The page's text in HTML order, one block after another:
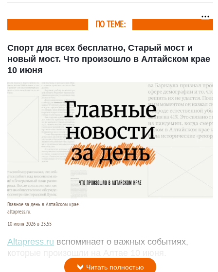
ПО ТЕМЕ:
Спорт для всех бесплатно, Старый мост и
новый мост. Что произошло в Алтайском крае
10 июня
Главное за день в Алтайском крае.
altapress.ru.
10 июня 2026 в 23:55
Altapress.ru вспоминает о важных событиях,
которые произошли на Алтае 10 июня.
Читать полностью